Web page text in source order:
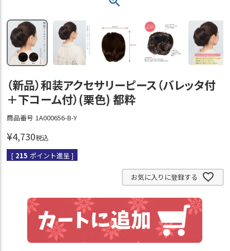
（新品）和装アクセサリーピース（バレッタ付
＋下コーム付）(栗色) 都粋
商品番号 1A000656-B-Y
¥4,730税込
[ 215 ポイント進呈 ]
お気に入りに登録する